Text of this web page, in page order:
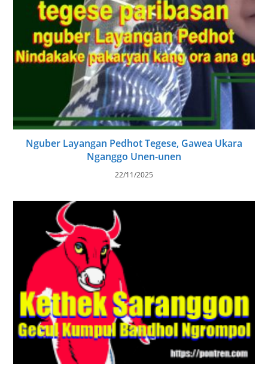
Nguber Layangan Pedhot Tegese, Gawea Ukara
Nganggo Unen-unen
22/11/2025